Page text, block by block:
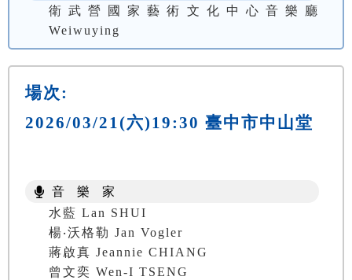
衛武營國家藝術文化中心音樂廳
Weiwuying
場次:
2026/03/21(六)19:30 臺中市中山堂
音 樂 家
水藍 Lan SHUI
楊‧沃格勒 Jan Vogler
蔣啟真 Jeannie CHIANG
曾文奕 Wen-I TSENG